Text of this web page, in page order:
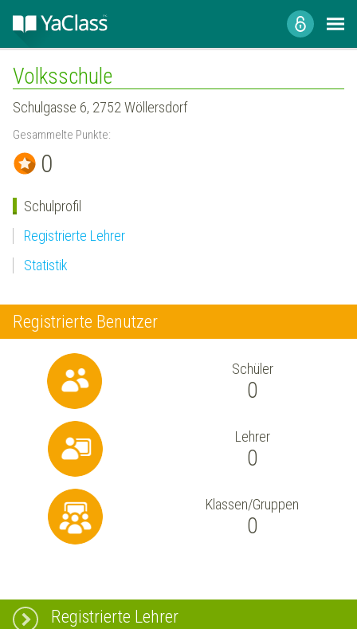
Volksschule
Schulgasse 6, 2752 Wöllersdorf
Gesammelte Punkte:
0
Schulprofil
Registrierte Lehrer
Statistik
Registrierte Benutzer
Schüler
0
Lehrer
0
Klassen/Gruppen
0
Registrierte Lehrer